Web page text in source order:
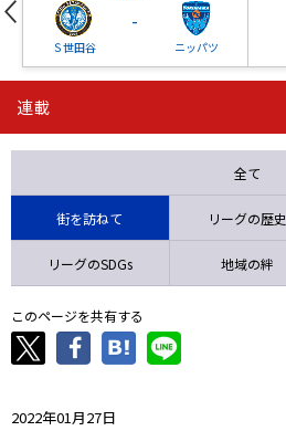
Ｓ世田谷
-
ニッパツ
ニッパツ
連載
全て
街を訪ねて リーグの歴史
リーグのSDGs 地域の絆
このページを共有する
2022年01月27日